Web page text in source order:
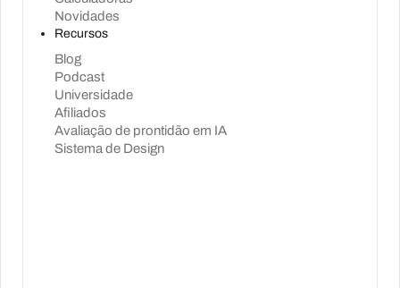
Novidades
Recursos
Blog
Podcast
Universidade
Afiliados
Avaliação de prontidão em IA
Sistema de Design